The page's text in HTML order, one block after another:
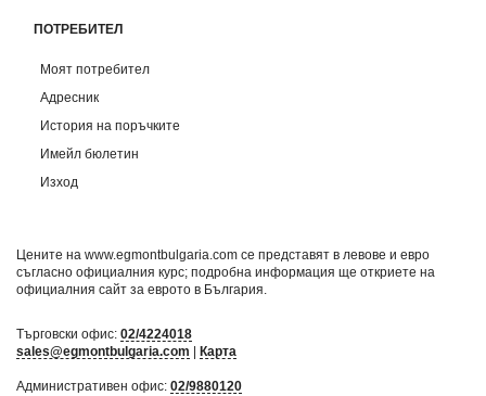
ПОТРЕБИТЕЛ
Моят потребител
Адресник
История на поръчките
Имейл бюлетин
Изход
Цените на www.egmontbulgaria.com се представят в левове и евро
съгласно официалния курс; подробна информация ще откриете на
официалния сайт за еврото в България
Търговски офис: 02/4224018
sales@egmontbulgaria.com | Карта
Административен офис: 02/9880120